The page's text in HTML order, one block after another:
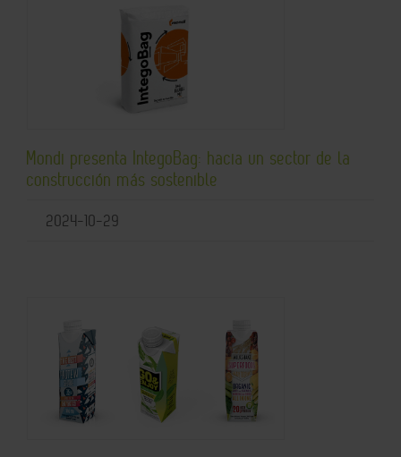
Mondi presenta IntegoBag: hacia un sector de la
construcción más sostenible
2024-10-29